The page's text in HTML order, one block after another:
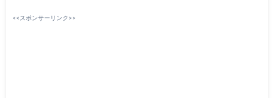
<<スポンサーリンク>>